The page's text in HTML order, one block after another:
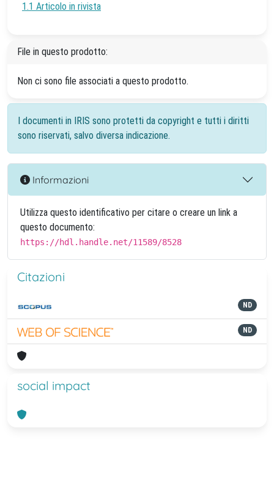
1.1 Articolo in rivista
File in questo prodotto:
Non ci sono file associati a questo prodotto.
I documenti in IRIS sono protetti da copyright e tutti i diritti
sono riservati, salvo diversa indicazione.
Informazioni
Utilizza questo identificativo per citare o creare un link a
questo documento:
https://hdl.handle.net/11589/8528
Citazioni
ND
ND
social impact